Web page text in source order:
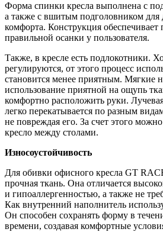
Форма спинки кресла выполнена с
а также с вшитым подголовником для
комфорта. Конструкция обеспечивает
правильной осанки у пользователя.
Также, в кресле есть подлокотники.
регулируются, от этого процесс
становится менее приятным. Мягкие
использование приятной на ощупь
комфортно расположить руки.
легко перекатывается по разным
не повреждая его. За счет этого
кресло между столами.
Износоустойчивость
Для обивки офисного кресла GT
прочная ткань. Она отличается
и гипоаллергенностью, а также не
Как внутренний наполнитель
Он способен сохранять форму в
времени, создавая комфортные